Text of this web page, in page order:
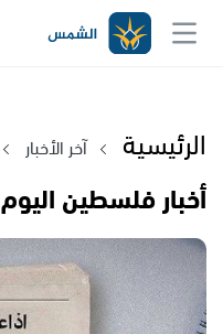
الرئيسية آخر الأخبار
أخبار فلسطين اليوم 27 مايو 2025